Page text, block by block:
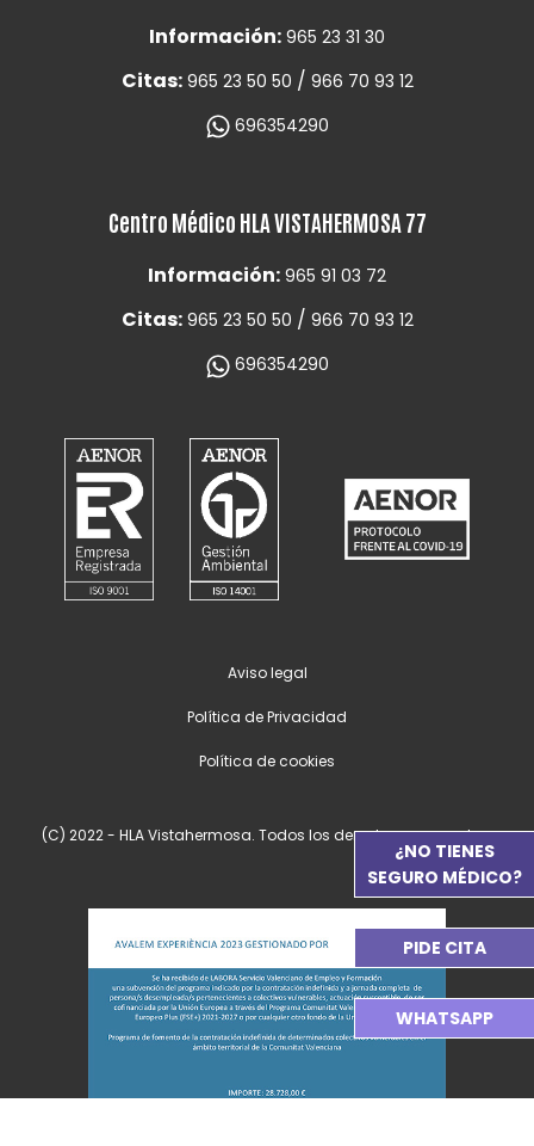
Información: 965 23 31 30
Citas: 965 23 50 50 / 966 70 93 12
696354290
Centro Médico HLA VISTAHERMOSA 77
Información: 965 91 03 72
Citas: 965 23 50 50 / 966 70 93 12
696354290
(C) 2022 - HLA Vistahermosa. Todos los derechos reservados.
Aviso legal
Política de Privacidad
Política de cookies
¿NO TIENES
SEGURO MÉDICO?
PIDE CITA
WHATSAPP